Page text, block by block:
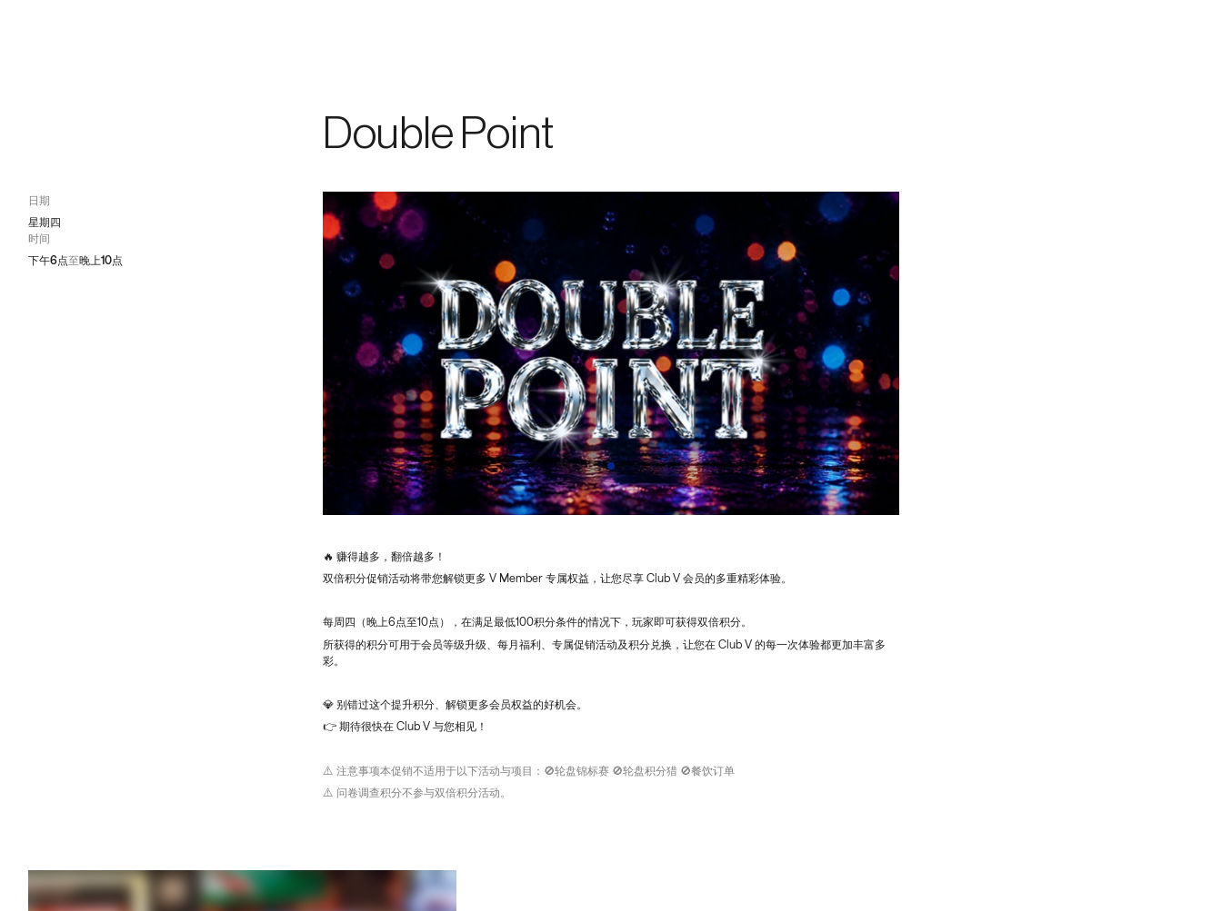
Double Point
🔥 赚得越多，翻倍越多！
双倍积分促销活动将带您解锁更多 V Member 专属权益，让您尽享 Club V 会员的多重精彩体验。
每周四（晚上6点至10点），在满足最低100积分条件的情况下，玩家即可获得双倍积分。
所获得的积分可用于会员等级升级、每月福利、专属促销活动及积分兑换，让您在 Club V 的每一次体验都更加丰富多
彩。
💎 别错过这个提升积分、解锁更多会员权益的好机会。
👉 期待很快在 Club V 与您相见！
⚠️ 注意事项本促销不适用于以下活动与项目：🚫轮盘锦标赛 🚫轮盘积分猎 🚫餐饮订单
⚠️ 问卷调查积分不参与双倍积分活动。
日期
星期四
时间
下午6点至晚上10点